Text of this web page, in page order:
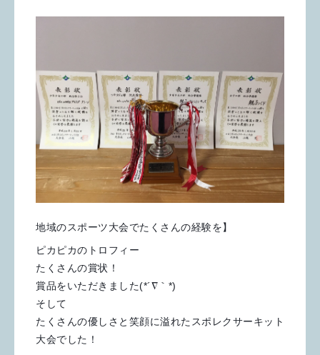
地域のスポーツ大会でたくさんの経験を】
ピカピカのトロフィー
たくさんの賞状！
賞品をいただきました(*´∇｀*)
そして
たくさんの優しさと笑顔に溢れたスポレクサーキット
大会でした！